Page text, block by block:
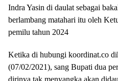
Indra Yasin di daulat sebagai
berlambang matahari itu oleh
pemilu tahun 2024
Ketika di hubungi koordinat.co
(07/02/2021), sang Bupati dua
dirinya tak menyangka akan